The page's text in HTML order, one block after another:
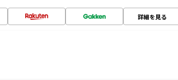
詳細を見る